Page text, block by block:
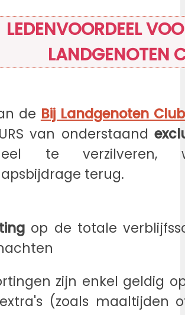
LEDENVOORDEEL
LANDGENOTEN
de Bij Landgenoten Club
van onderstaand
te
terug.
op de totale
zijn enkel geldig
(zoals maaltijden